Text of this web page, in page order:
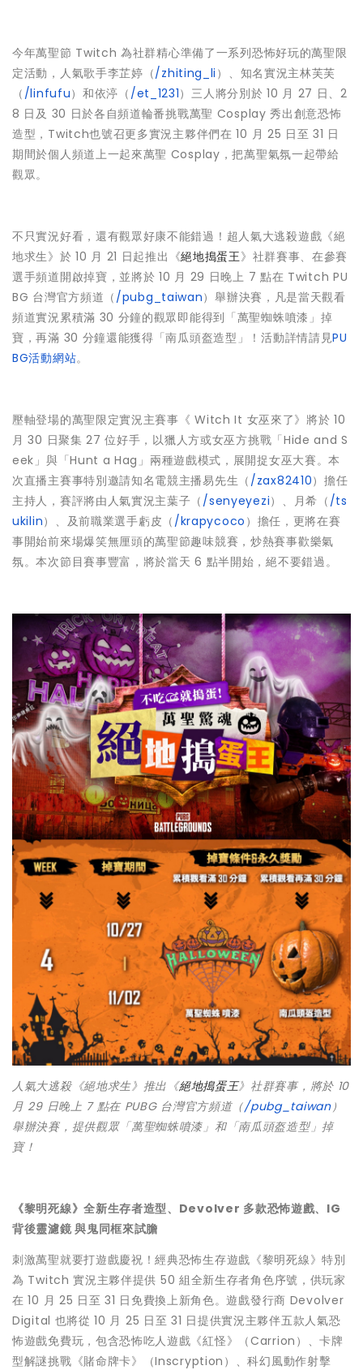
今年萬聖節 Twitch 為社群精心準備了一系列恐怖好玩的萬聖限
定活動，人氣歌手李芷婷（/zhiting_li ）、知名實況主林芙芙
（ /linfufu）和依渟（ /et_1231）三人將分別於 10 月 27 日、2
8 日及 30 日於各自頻道輪番挑戰萬聖 Cosplay 秀出創意恐怖
造型，Twitch也號召更多實況主夥伴們在 10 月 25 日至 31 日
期間於個人頻道上一起來萬聖 Cosplay，把萬聖氣氛一起帶給
觀眾。
不只實況好看，還有觀眾好康不能錯過！超人氣大逃殺遊戲《絕
地求生》於 10 月 21 日起推出《絕地搗蛋王》社群賽事、在參賽
選手頻道開啟掉寶，並將於 10 月 29 日晚上 7 點在 Twitch PU
BG 台灣官方頻道（ /pubg_taiwan）舉辦決賽，凡是當天觀看
頻道實況累積滿 30 分鐘的觀眾即能得到「萬聖蜘蛛噴漆」掉
寶，再滿 30 分鐘還能獲得「南瓜頭盔造型」！活動詳情請見PU
BG活動網站。
壓軸登場的萬聖限定實況主賽事《 Witch It 女巫來了》將於 10
月 30 日聚集 27 位好手，以獵人方或女巫方挑戰「Hide and S
eek」與「Hunt a Hag」兩種遊戲模式，展開捉女巫大賽。本
次直播主賽事特別邀請知名電競主播易先生（ /zax82410）擔任
主持人，賽評將由人氣實況主葉子（ /senyeyezi）、月希（ /ts
ukilin）、及前職業選手虧皮（ /krapycoco ）擔任，更將在賽
事開始前來場爆笑無厘頭的萬聖節趣味競賽，炒熱賽事歡樂氣
氛。本次節目賽事豐富，將於當天 6 點半開始，絕不要錯過。
人氣大逃殺《絕地求生》推出《絕地搗蛋王》社群賽事，將於 10
月 29 日晚上 7 點在 PUBG 台灣官方頻道（/pubg_taiwan）
舉辦決賽，提供觀眾「萬聖蜘蛛噴漆」和「南瓜頭盔造型」掉
寶！
《黎明死線》全新生存者造型、Devolver 多款恐怖遊戲、IG
背後靈濾鏡 與鬼同框來試膽
刺激萬聖就要打遊戲慶祝！經典恐怖生存遊戲《黎明死線》特別
為 Twitch 實況主夥伴提供 50 組全新生存者角色序號，供玩家
在 10 月 25 日至 31 日免費換上新角色。遊戲發行商 Devolver
Digital 也將從 10 月 25 日至 31 日提供實況主夥伴五款人氣恐
怖遊戲免費玩，包含恐怖吃人遊戲《紅怪》（Carrion）、卡牌
型解謎挑戰《賭命牌卡》（Inscryption）、科幻風動作射擊